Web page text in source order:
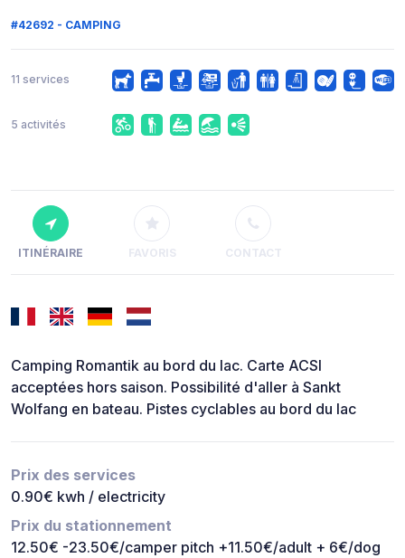
#42692 - CAMPING
11 services
5 activités
ITINÉRAIRE FAVORIS CONTACT
Camping Romantik au bord du lac. Carte ACSI
acceptées hors saison. Possibilité d'aller à Sankt
Wolfang en bateau. Pistes cyclables au bord du lac
Prix des services
0.90€ kwh / electricity
Prix du stationnement
12.50€ -23.50€/camper pitch +11.50€/adult + 6€/dog